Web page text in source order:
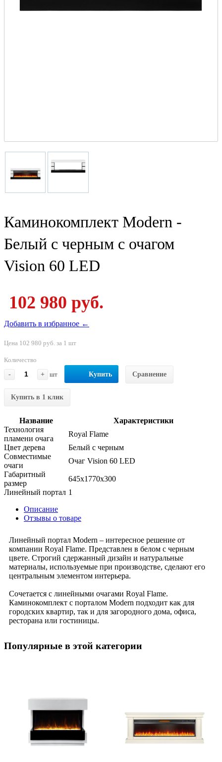
Каминокомплект Modern -
Белый с черным с очагом
Vision 60 LED
102 980 руб.
Добавить в избранное ←
Цена 102 980 руб. за 1 шт
Количество
-
+ шт Купить Сравнение
Купить в 1 клик
Название
Характеристики
Технология
пламени очага
Royal Flame
Цвет дерева
Белый с черным
Совместимые
очаги
Очаг Vision 60 LED
Габаритный
размер
645x1770x300
Линейный портал 1
Описание
Отзывы о товаре
Линейный портал Modern – интересное решение от
компании Royal Flame. Представлен в белом с черным
цвете. Строгий сдержанный дизайн и натуральные
материалы, используемые при производстве, сделают его
центральным элементом интерьера.
Сочетается с линейными очагами Royal Flame.
Каминокомплект с порталом Modern подходит как для
городских квартир, так и для загородного дома, офиса,
ресторана или гостиницы.
Популярные в этой категории